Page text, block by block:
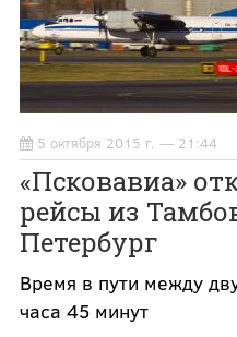
5 октября 2015 г. — 21:44
«Псковавиа»
рейсы из
Петербург
Время в пути между
часа 45 минут